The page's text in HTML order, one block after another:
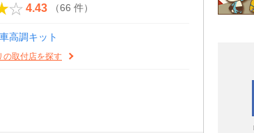
4.43 （66 件）
車高調キット
の取付店を探す